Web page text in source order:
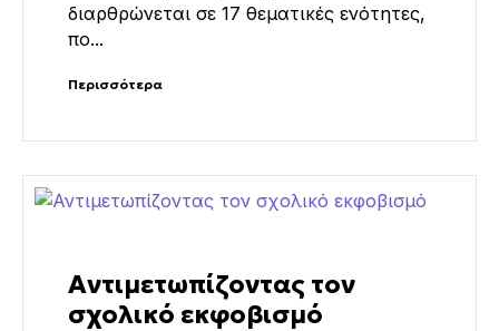
διαρθρώνεται σε 17 θεματικές ενότητες,
πο...
Περισσότερα
Αντιμετωπίζοντας τον
σχολικό εκφοβισμό